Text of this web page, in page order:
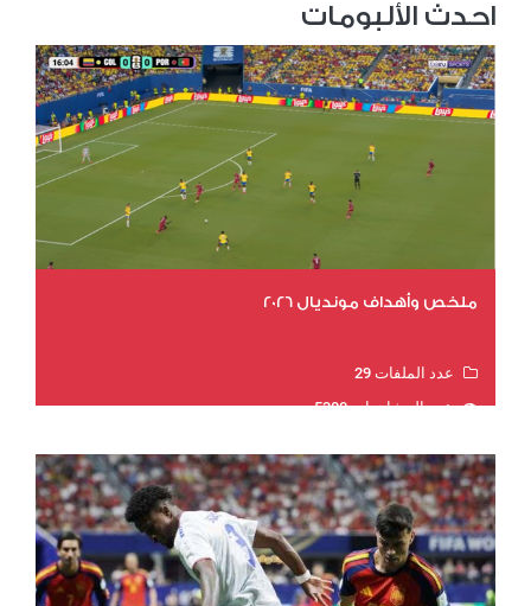
احدث الألبومات
ملخص وأهداف مونديال 2026
عدد الملفات 29
عدد المشاهدات 5300